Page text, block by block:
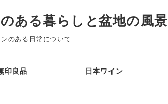
ある暮らしと盆地の風景
のある日常について
印良品 日本ワイン